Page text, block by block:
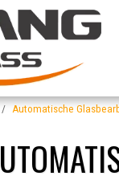
Automatische